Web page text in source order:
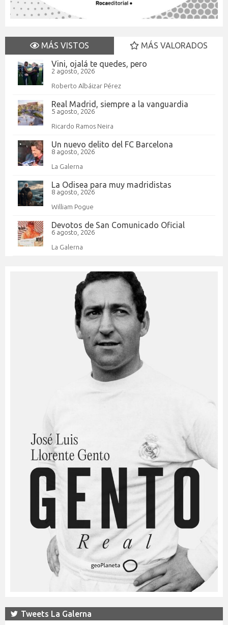
MÁS VISTOS
MÁS VALORADOS
Vini, ojalá te quedes, pero
2 agosto, 2026
Roberto Albáizar Pérez
Real Madrid, siempre a la vanguardia
5 agosto, 2026
Ricardo Ramos Neira
Un nuevo delito del FC Barcelona
8 agosto, 2026
La Galerna
La Odisea para muy madridistas
8 agosto, 2026
William Pogue
Devotos de San Comunicado Oficial
6 agosto, 2026
La Galerna
Tweets La Galerna